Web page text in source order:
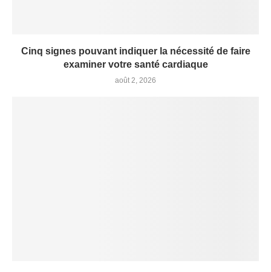
Cinq signes pouvant indiquer la nécessité de faire
examiner votre santé cardiaque
août 2, 2026